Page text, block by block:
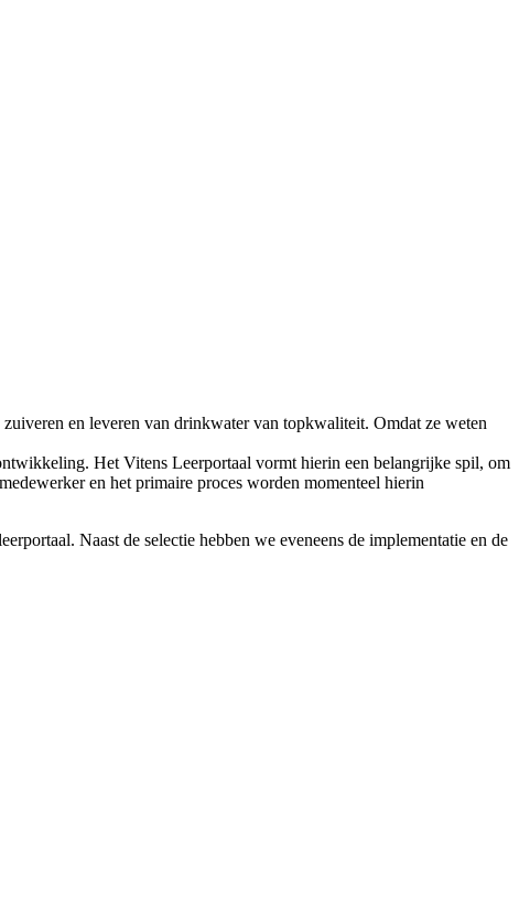
en leveren van drinkwater van topkwaliteit. Omdat ze weten
Het Vitens Leerportaal vormt hierin een belangrijke spil, om
en het primaire proces worden momenteel hierin
Naast de selectie hebben we eveneens de implementatie en de